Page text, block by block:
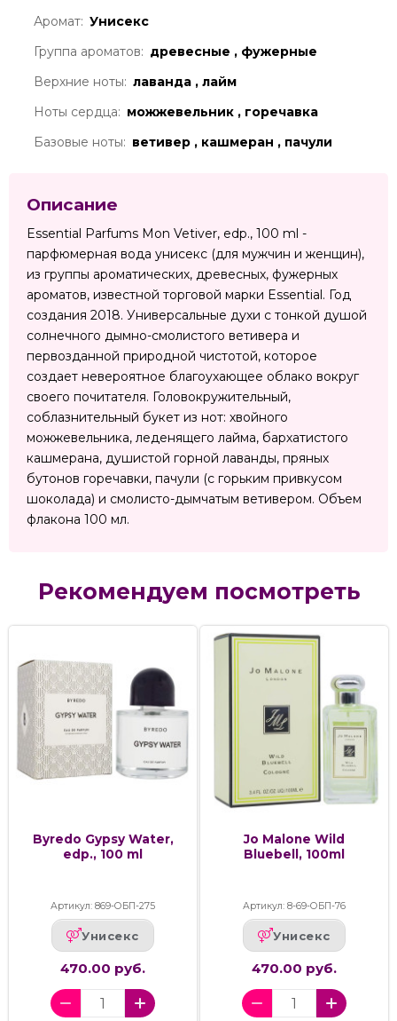
Аромат: Унисекс
Группа ароматов: древесные , фужерные
Верхние ноты: лаванда , лайм
Ноты сердца: можжевельник , горечавка
Базовые ноты: ветивер , кашмеран , пачули
Описание
Essential Parfums Mon Vetiver, edp., 100 ml -
парфюмерная вода унисекс (для мужчин и женщин),
из группы ароматических, древесных, фужерных
ароматов, известной торговой марки Essential. Год
создания 2018. Универсальные духи с тонкой душой
солнечного дымно-смолистого ветивера и
первозданной природной чистотой, которое
создает невероятное благоухающее облако вокруг
своего почитателя. Головокружительный,
соблазнительный букет из нот: хвойного
можжевельника, леденящего лайма, бархатистого
кашмерана, душистой горной лаванды, пряных
бутонов горечавки, пачули (с горьким привкусом
шоколада) и смолисто-дымчатым ветивером. Объем
флакона 100 мл.
Рекомендуем посмотреть
Byredo Gypsy Water,
edp., 100 ml
Артикул: 869-ОБП-275
Унисекс
470.00 руб.
Jo Malone Wild
Bluebell, 100ml
Артикул: 8-69-ОБП-76
Унисекс
470.00 руб.